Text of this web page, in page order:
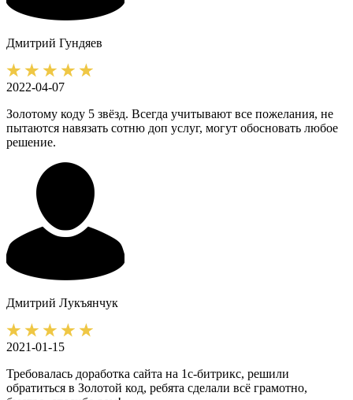
Дмитрий Гундяев
2022-04-07
Золотому коду 5 звёзд. Всегда учитывают все пожелания, не
пытаются навязать сотню доп услуг, могут обосновать любое
решение.
Дмитрий Лукъянчук
2021-01-15
Требовалась доработка сайта на 1с-битрикс, решили
обратиться в Золотой код, ребята сделали всё грамотно,